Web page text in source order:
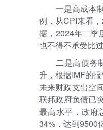
一是高成本
例，从CPI来看
据，2024年二季
也不得不承受比
二是高债务
升，根据IMF的
未来财政支出空
联邦政府负债已
最高水平，政府
34%，达到9500